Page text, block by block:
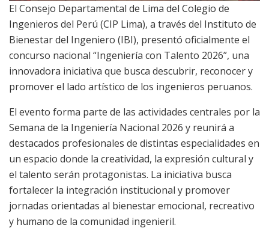
El Consejo Departamental de Lima del Colegio de
Ingenieros del Perú (CIP Lima), a través del Instituto de
Bienestar del Ingeniero (IBI), presentó oficialmente el
concurso nacional “Ingeniería con Talento 2026”, una
innovadora iniciativa que busca descubrir, reconocer y
promover el lado artístico de los ingenieros peruanos.
El evento forma parte de las actividades centrales por la
Semana de la Ingeniería Nacional 2026 y reunirá a
destacados profesionales de distintas especialidades en
un espacio donde la creatividad, la expresión cultural y
el talento serán protagonistas. La iniciativa busca
fortalecer la integración institucional y promover
jornadas orientadas al bienestar emocional, recreativo
y humano de la comunidad ingenieril.